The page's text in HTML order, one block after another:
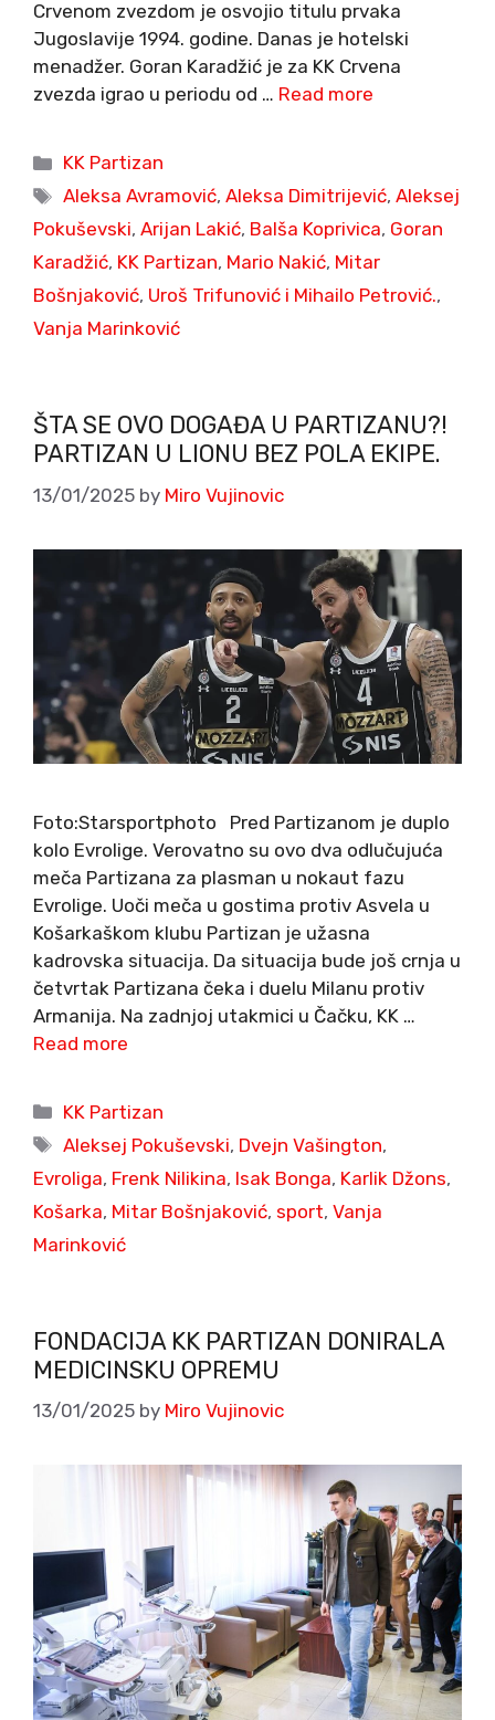
Crvenom zvezdom je osvojio titulu prvaka
Jugoslavije 1994. godine. Danas je hotelski
menadžer. Goran Karadžić je za KK Crvena
zvezda igrao u periodu od … Read more
Categories
KK Partizan
Tags
Aleksa Avramović,Aleksa Dimitrijević,Aleksej
Pokuševski, Arijan Lakić, Balša Koprivica, Goran
Karadžić, KK Partizan, Mario Nakić, Mitar
Bošnjaković, Uroš Trifunović i Mihailo Petrović.,
Vanja Marinković
ŠTA SE OVO DOGAĐA U PARTIZANU?!
PARTIZAN U LIONU BEZ POLA EKIPE.
13/01/2025 by Miro Vujinovic
Foto:Starsportphoto Pred Partizanom je duplo
kolo Evrolige. Verovatno su ovo dva odlučujuća
meča Partizana za plasman u nokaut fazu
Evrolige. Uoči meča u gostima protiv Asvela u
Košarkaškom klubu Partizan je užasna
kadrovska situacija. Da situacija bude još crnja u
četvrtak Partizana čeka i duelu Milanu protiv
Armanija. Na zadnjoj utakmici u Čačku, KK …
Read more
Categories
KK Partizan
Tags
Aleksej Pokuševski, Dvejn Vašington,
Evroliga, Frenk Nilikina, Isak Bonga, Karlik Džons,
Košarka, Mitar Bošnjaković, sport, Vanja
Marinković
FONDACIJA KK PARTIZAN DONIRALA
MEDICINSKU OPREMU
13/01/2025 by Miro Vujinovic